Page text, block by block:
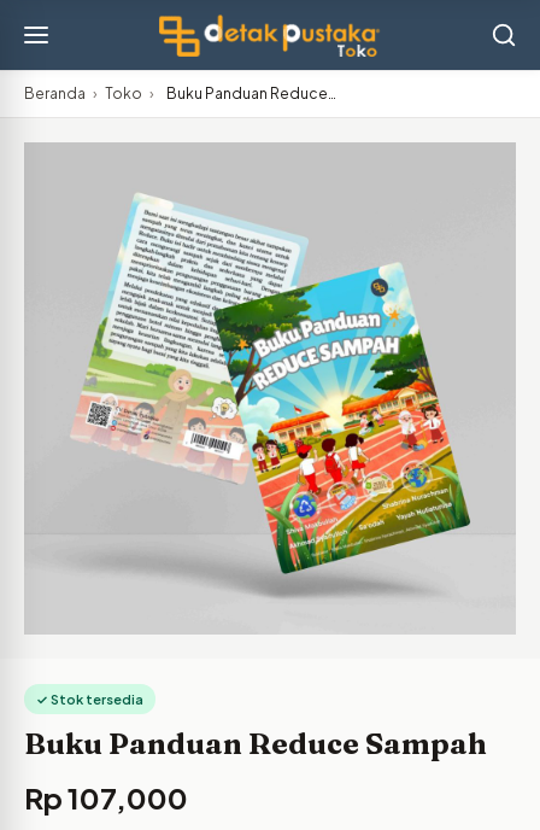
Beranda › Toko › Buku Panduan Reduce…
✓ Stok tersedia
Buku Panduan Reduce Sampah
Rp107,000